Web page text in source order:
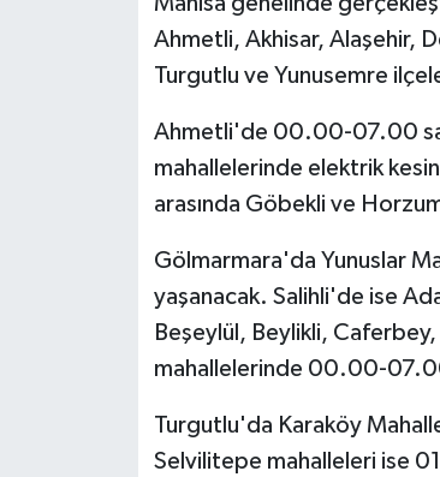
Ahmetli, Akhisar, Alaşehir,
Turgutlu ve Yunusemre
Ahmetli'de 00.00-07.00
mahallelerinde elektrik
arasında Göbekli ve
Gölmarmara'da Yunuslar
yaşanacak. Salihli'de ise
Beşeylül, Beylikli, Caferbey,
mahallelerinde 00.00-
Turgutlu'da Karaköy
Selvilitepe mahalleleri ise